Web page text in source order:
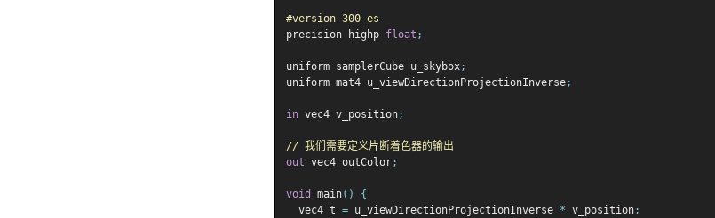
#version 300 es
precision highp float ;
uniform samplerCube u_skybox;
uniform mat4 u_viewDirectionProjectionInverse;
in vec4 v_position;
// 我们需要定义片断着色器的输出
out vec4 outColor;
void main()
{
  vec4 t
= u_viewDirectionProjectionInverse * v_position;